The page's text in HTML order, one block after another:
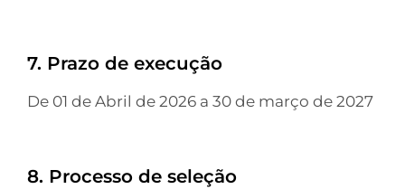
7. Prazo de execução
De 01 de Abril de 2026 a 30 de março de 2027
8. Processo de seleção